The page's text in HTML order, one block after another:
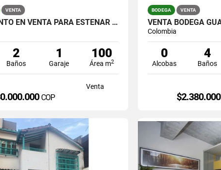
VENTA
APARTAMENTO EN VENTA PARA ESTENAR EN LA AMERICA
2
Baños
1
Garaje
100
Área m2
Venta
COP
BODEGA VENTA
Colombia
0
Alcobas
4
Baños